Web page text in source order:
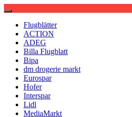
Flugblätter
ACTION
ADEG
Billa Flugblatt
Bipa
dm drogerie markt
Eurospar
Hofer
Interspar
Lidl
MediaMarkt